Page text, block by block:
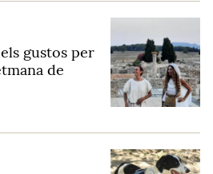
gustos per
de